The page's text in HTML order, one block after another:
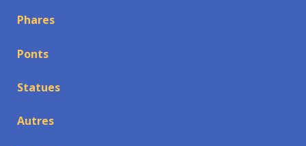
Phares
Ponts
Statues
Autres